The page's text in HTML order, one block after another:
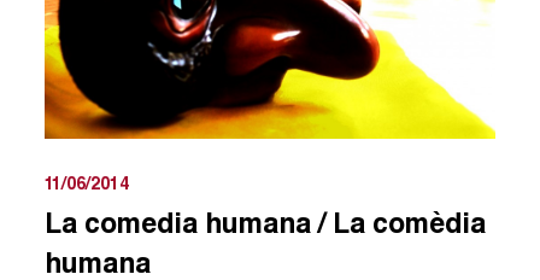
11/06/2014
La comedia humana / La comèdia
humana